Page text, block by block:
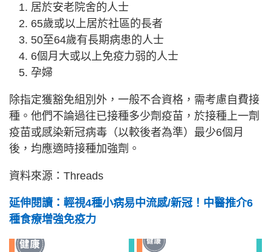
居於安老院舍的人士
65歲或以上居於社區的長者
50至64歲有長期病患的人士
6個月大或以上免疫力弱的人士
孕婦
除指定獲豁免組別外，一般不合資格，需考慮自費接
種。他們不論過往已接種多少劑疫苗，於接種上一劑
疫苗或感染新冠病毒（以較後者為準）最少6個月
後，均應適時接種加強劑。
資料來源：Threads
延伸閱讀：輕視4種小病易中流感/新冠！中醫推介6
種食療增強免疫力